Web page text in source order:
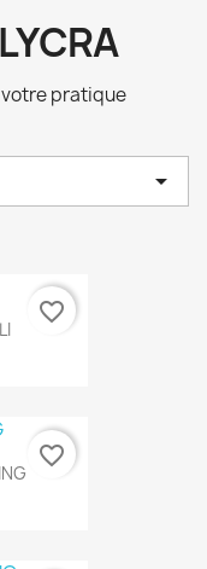
votre pratique

favorite_border
favorite_border